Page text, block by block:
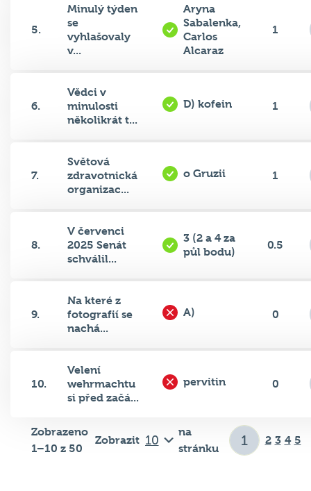
5.
Minulý týden
se
vyhlašovaly
v...
Aryna
Sabalenka,
Carlos
Alcaraz
1
6.
Vědci v
minulosti
několikrát t...
D) kofein 1
7.
Světová
zdravotnická
organizac...
o Gruzii 1
8.
V červenci
2025 Senát
schválil...
3 (2 a 4 za
půl bodu)
0.5
9.
Na které z
fotografií se
nachá...
A) 0
10.
Velení
wehrmachtu
si před začá...
pervitin 0
Zobrazeno
1–10 z 50
Zobrazit
na
stránku
2 3 4 5